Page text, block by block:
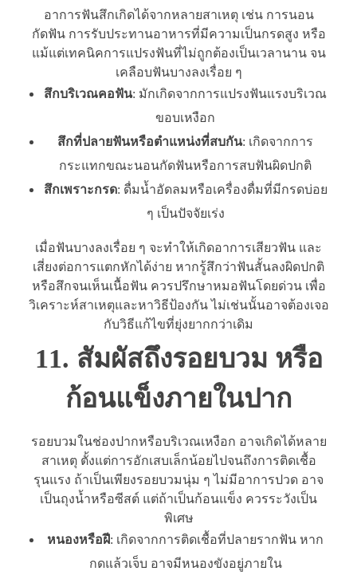
อาการฟันสึกเกิดได้จากหลายสาเหตุ เช่น การนอน
กัดฟัน การรับประทานอาหารที่มีความเป็นกรดสูง หรือ
แม้แต่เทคนิคการแปรงฟันที่ไม่ถูกต้องเป็นเวลานาน จน
เคลือบฟันบางลงเรื่อย ๆ
สึกบริเวณคอฟัน: มักเกิดจากการแปรงฟันแรงบริเวณ
ขอบเหงือก
สึกที่ปลายฟันหรือตำแหน่งที่สบกัน: เกิดจากการ
กระแทกขณะนอนกัดฟันหรือการสบฟันผิดปกติ
สึกเพราะกรด: ดื่มน้ำอัดลมหรือเครื่องดื่มที่มีกรดบ่อย
ๆ เป็นปัจจัยเร่ง
เมื่อฟันบางลงเรื่อย ๆ จะทำให้เกิดอาการเสียวฟัน และ
เสี่ยงต่อการแตกหักได้ง่าย หากรู้สึกว่าฟันสั้นลงผิดปกติ
หรือสึกจนเห็นเนื้อฟัน ควรปรึกษาหมอฟันโดยด่วน เพื่อ
วิเคราะห์สาเหตุและหาวิธีป้องกัน ไม่เช่นนั้นอาจต้องเจอ
กับวิธีแก้ไขที่ยุ่งยากกว่าเดิม
11. สัมผัสถึงรอยบวม หรือ
ก้อนแข็งภายในปาก
รอยบวมในช่องปากหรือบริเวณเหงือก อาจเกิดได้หลาย
สาเหตุ ตั้งแต่การอักเสบเล็กน้อยไปจนถึงการติดเชื้อ
รุนแรง ถ้าเป็นเพียงรอยบวมนุ่ม ๆ ไม่มีอาการปวด อาจ
เป็นถุงน้ำหรือซีสต์ แต่ถ้าเป็นก้อนแข็ง ควรระวังเป็น
พิเศษ
หนองหรือฝี: เกิดจากการติดเชื้อที่ปลายรากฟัน หาก
กดแล้วเจ็บ อาจมีหนองขังอยู่ภายใน